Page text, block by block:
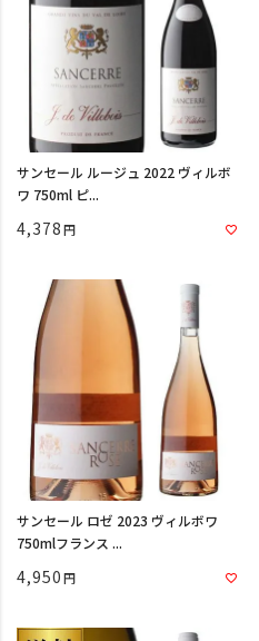
サンセール ルージュ 2022 ヴィルボ
ワ 750ml ピ...
4,378
サンセール ロゼ 2023 ヴィルボワ
750mlフランス ...
4,950